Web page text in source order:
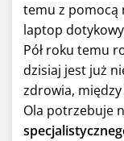
temu z pomocą
laptop
Pół roku temu
dzisiaj jest już
zdrowia,
Ola potrzebuje